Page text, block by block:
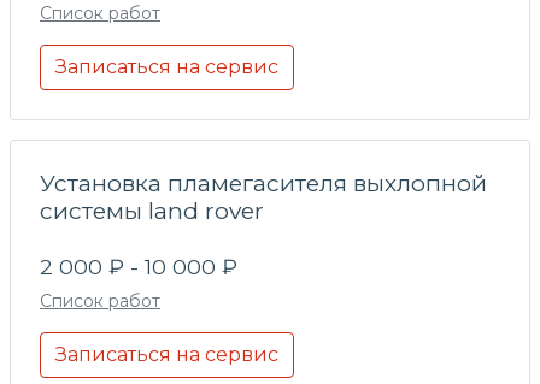
Список работ
Записаться на сервис
Установка пламегасителя выхлопной
системы land rover
2 000 ₽ - 10 000 ₽
Список работ
Записаться на сервис